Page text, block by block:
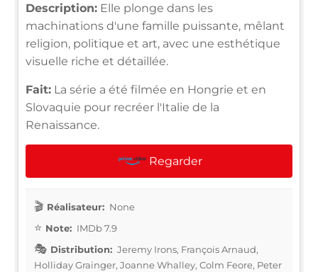
Description: Elle plonge dans les
machinations d'une famille puissante, mêlant
religion, politique et art, avec une esthétique
visuelle riche et détaillée.
Fait: La série a été filmée en Hongrie et en
Slovaquie pour recréer l'Italie de la
Renaissance.
Regarder
Réalisateur: None
Note: IMDb 7.9
Distribution: Jeremy Irons, François Arnaud,
Holliday Grainger, Joanne Whalley, Colm Feore, Peter